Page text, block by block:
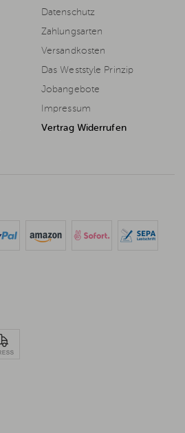
Datenschutz
Zahlungsarten
Versandkosten
Das Weststyle Prinzip
Jobangebote
Impressum
Vertrag Widerrufen